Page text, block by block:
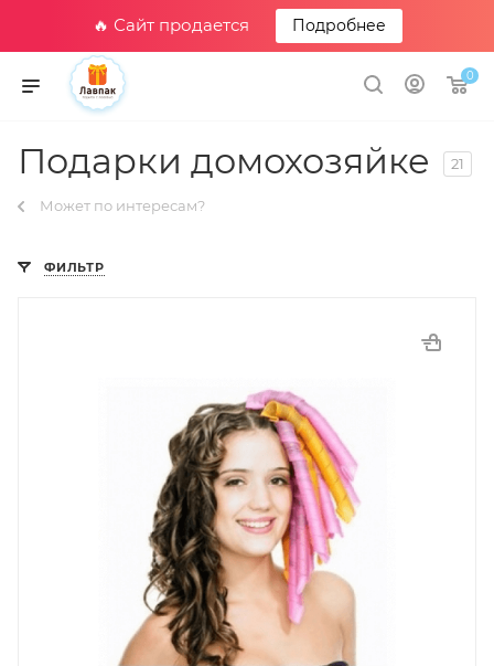
🔥 Сайт продается Подробнее
0
Подарки домохозяйке 21
Может по интересам?
ФИЛЬТР